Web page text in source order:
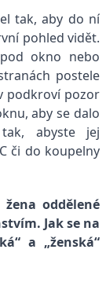
tak, aby do ní
pohled vidět.
okno nebo
postele
podkroví pozor
aby se dalo
abyste jej
či do koupelny
oddělené
Jak se na
a „ženská“